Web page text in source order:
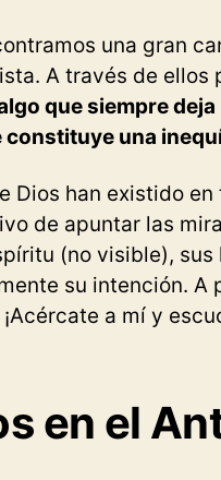
una gran
A través de ellos
que siempre
una
Dios han existido
de apuntar las
(no visible),
su intención. A
a mí y
en el